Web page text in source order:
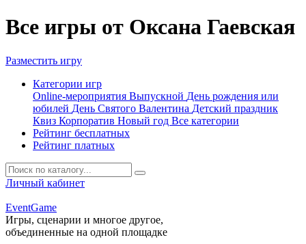
Все игры от Оксана Гаевская
Разместить игру
Категории игр
Online-мероприятия Выпускной День рождения или
юбилей День Святого Валентина Детский праздник
Квиз Корпоратив Новый год Все категории
Рейтинг бесплатных
Рейтинг платных
Личный кабинет
EventGame
Игры, сценарии и многое другое,
объединенные на одной площадке